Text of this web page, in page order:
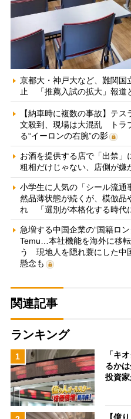
京都大・神戸大など、難関国
止 「推薦入試の拡大」報道
【納車時に複数の事故】テ
文殺到、現場は大混乱 トラ
る“イーロンの右腕”の影
お酒を提供する店で「出禁
粗相だけじゃない、店側が嫌
小学生に人気の「シール流
然品薄状態が続くが、模倣品
れ 「選別が本格化する時代
急増する中国企業の“国籍ロ
Temu…本社機能を海外に移
う 現地人を隠れ蓑にした中
懸念も
関連記事
ランキング
1
「キ
るか
投資
【億